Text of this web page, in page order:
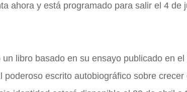
ahora y está programado para salir el 4 de
libro basado en su ensayo publicado en
escrito autobiográfico sobre